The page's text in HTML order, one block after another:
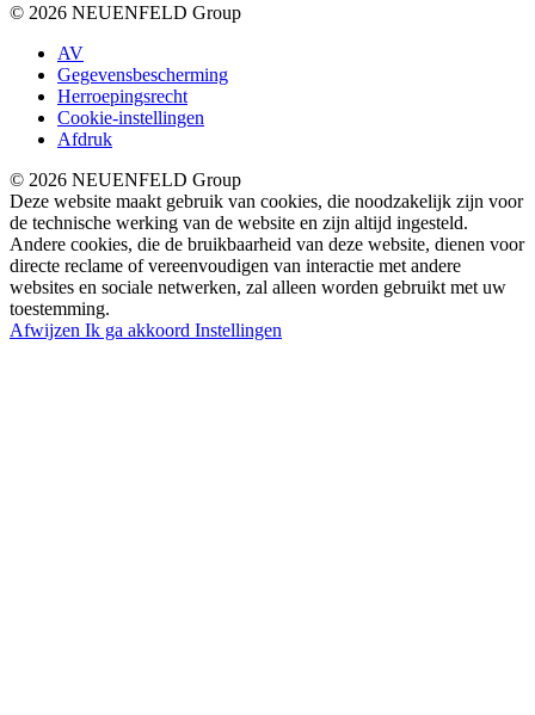
© 2026 NEUENFELD Group
AV
Gegevensbescherming
Herroepingsrecht
Cookie-instellingen
Afdruk
© 2026 NEUENFELD Group
Deze website maakt gebruik van cookies, die noodzakelijk zijn voor
de technische werking van de website en zijn altijd ingesteld.
Andere cookies, die de bruikbaarheid van deze website, dienen voor
directe reclame of vereenvoudigen van interactie met andere
websites en sociale netwerken, zal alleen worden gebruikt met uw
toestemming.
Afwijzen Ik ga akkoord Instellingen